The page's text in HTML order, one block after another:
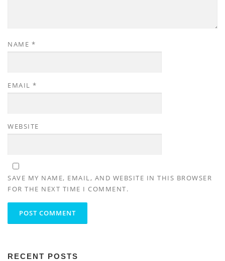
NAME *
EMAIL *
WEBSITE
SAVE MY NAME, EMAIL, AND WEBSITE IN THIS BROWSER
FOR THE NEXT TIME I COMMENT.
RECENT POSTS